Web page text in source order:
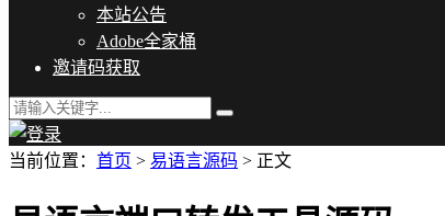
本站公告
Adobe全家桶
邀请码获取
当前位置： 首页 > 易语言源码 > 正文